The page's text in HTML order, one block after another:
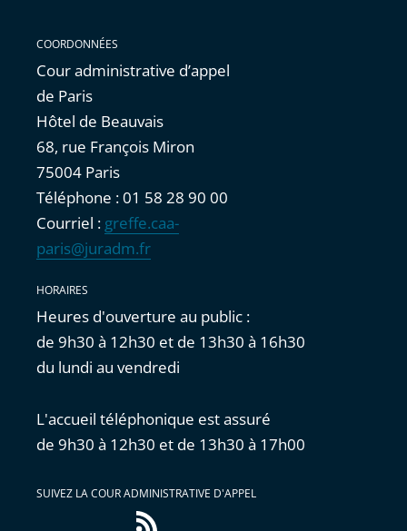
COORDONNÉES
Cour administrative d’appel
de Paris
Hôtel de Beauvais
68, rue François Miron
75004 Paris
Téléphone : 01 58 28 90 00
Courriel : greffe.caa-
paris@juradm.fr
HORAIRES
Heures d'ouverture au public :
de 9h30 à 12h30 et de 13h30 à 16h30
du lundi au vendredi
L'accueil téléphonique est assuré
de 9h30 à 12h30 et de 13h30 à 17h00
SUIVEZ LA COUR ADMINISTRATIVE D'APPEL
Flux